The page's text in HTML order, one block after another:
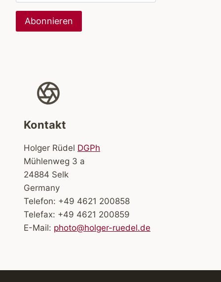
Kontakt
Holger Rüdel DGPh
Mühlenweg 3 a
24884 Selk
Germany
Telefon: +49 4621 200858
Telefax: +49 4621 200859
E-Mail: photo@holger-ruedel.de